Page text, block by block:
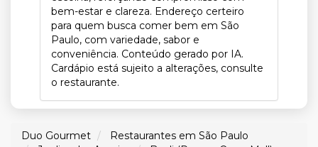
bem-estar e clareza. Endereço certeiro
para quem busca comer bem em São
Paulo, com variedade, sabor e
conveniência. Conteúdo gerado por IA.
Cardápio está sujeito a alterações, consulte
o restaurante.
Duo Gourmet
Restaurantes em São Paulo